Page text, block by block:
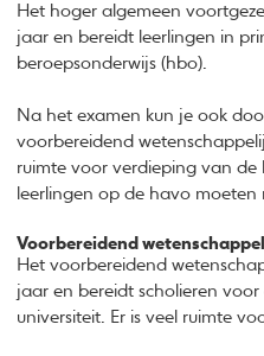
Het hoger algemeen
jaar en bereidt leerlingen in
beroepsonderwijs (hbo).
Na het examen kun je ook
voorbereidend
ruimte voor verdieping van
leerlingen op de havo moeten
Voorbereidend
Het voorbereidend
jaar en bereidt scholieren
universiteit. Er is veel ruimte